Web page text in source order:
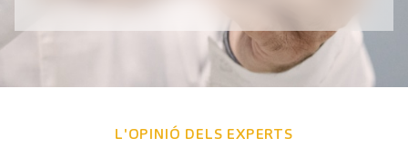
L'OPINIÓ DELS EXPERTS